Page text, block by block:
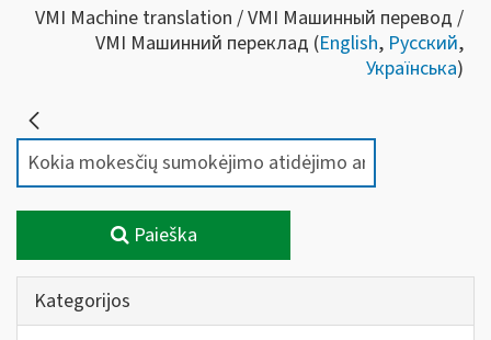
VMI Machine translation / VMI Машинный перевод /
VMI Машинний переклад (English, Русский,
Українська)
Paieška
Kategorijos